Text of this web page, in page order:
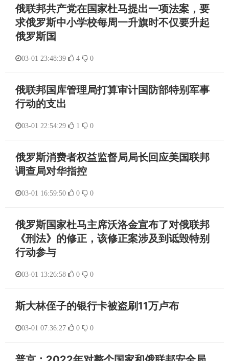
俄联邦共产党在国家杜马提出一项法案，要
求俄罗斯中小学校每周一升旗时不仅要升起
俄罗斯国
03-01 23:48:39 4 0
俄联邦国库管理局打算审计国防部特别军事
行动的支出
03-01 22:54:29 1 0
俄罗斯消费者权益监督局局长回应美国联邦
调查局对华指控
03-01 16:59:50 0 0
俄罗斯国家杜马主席沃洛金宣布了对俄联邦
《刑法》的修正，该修正案涉及到诋毁特别
行动参与
03-01 13:26:58 0 0
斯大林侄子的银行卡被盗刷11万卢布
03-01 07:36:27 0 0